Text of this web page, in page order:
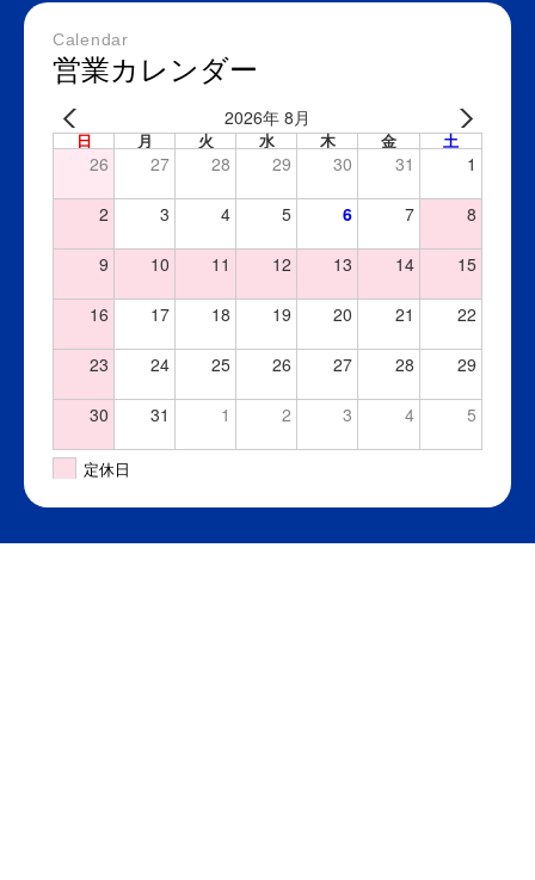
Calendar
営業カレンダー
2026年 8月
日 月 火 水 木 金 土
26 27 28 29 30 31 1
2 3 4 5 6 7 8
9 10 11 12 13 14 15
16 17 18 19 20 21 22
23 24 25 26 27 28 29
30 31 1 2 3 4 5
定休日